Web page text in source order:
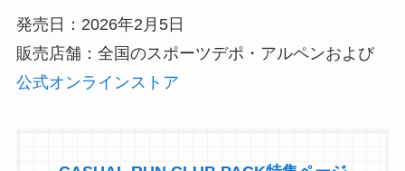
発売日：2026年2月5日
販売店舗：全国のスポーツデポ・アルペンおよび
公式オンラインストア